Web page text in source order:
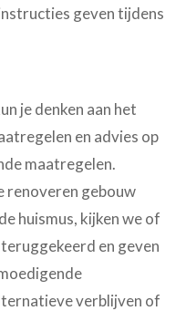
geven tijdens
je denken aan het
en advies op
maatregelen.
renoveren gebouw
huismus, kijken we of
en geven
verblijven of